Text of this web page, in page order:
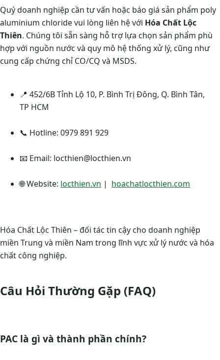
Quý doanh nghiệp cần tư vấn hoặc báo giá sản phẩm poly
aluminium chloride vui lòng liên hệ với Hóa Chất Lộc
Thiên. Chúng tôi sẵn sàng hỗ trợ lựa chọn sản phẩm phù
hợp với nguồn nước và quy mô hệ thống xử lý, cũng như
cung cấp chứng chỉ CO/CQ và MSDS.
📍 452/6B Tỉnh Lộ 10, P. Bình Trị Đông, Q. Bình Tân,
TP HCM
📞 Hotline: 0979 891 929
📧 Email: locthien@locthien.vn
🌐 Website: locthien.vn | hoachatlocthien.com
Hóa Chất Lộc Thiên – đối tác tin cậy cho doanh nghiệp
miền Trung và miền Nam trong lĩnh vực xử lý nước và hóa
chất công nghiệp.
Câu Hỏi Thường Gặp (FAQ)
PAC là gì và thành phần chính?